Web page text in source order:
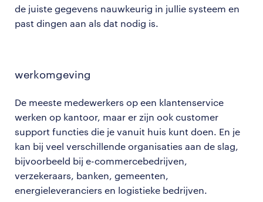
de juiste gegevens nauwkeurig in jullie systeem en
past dingen aan als dat nodig is.
werkomgeving
De meeste medewerkers op een klantenservice
werken op kantoor, maar er zijn ook customer
support functies die je vanuit huis kunt doen. En je
kan bij veel verschillende organisaties aan de slag,
bijvoorbeeld bij e-commercebedrijven,
verzekeraars, banken, gemeenten,
energieleveranciers en logistieke bedrijven.